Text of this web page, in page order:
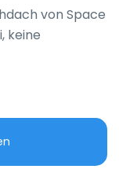
von Space
keine